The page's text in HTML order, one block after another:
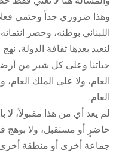
وهذا ضروري جداً وحتمي
اللبناني بوطنه، وحصر
لنعيد بعدها ثقافة
حياتنا وعلى كل شبر من
العام، ولا على الملك
العام.
لم يعد أي من هذا مقبولاً، لا
حاضرٍ أو مستقبل، ولا بوهج
جماعة أخرى أو منطقة